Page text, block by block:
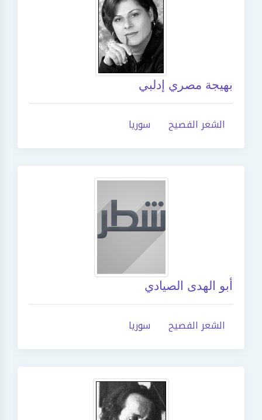
بهيجة مصري إدلبي
الشعر الفصيح سوريا
أبو الهدى الصيادي
الشعر الفصيح سوريا